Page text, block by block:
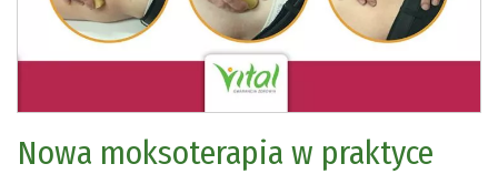
Nowa moksoterapia w praktyce